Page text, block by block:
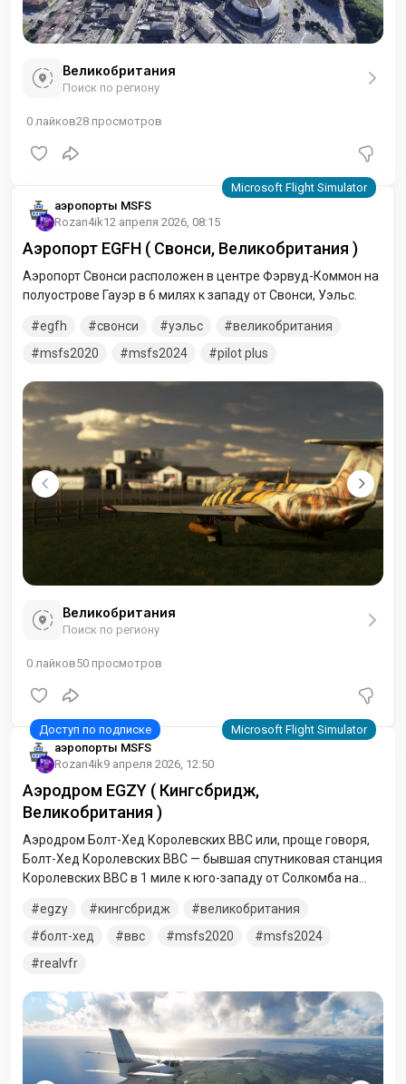
Великобритания
Поиск по региону
0 лайков28 просмотров
аэропорты MSFS
Rozan4ik12 апреля 2026, 08:15
Аэропорт EGFH ( Свонси, Великобритания )
Аэропорт Свонси расположен в центре Фэрвуд-Коммон на
полуострове Гауэр в 6 милях к западу от Свонси, Уэльс.
egfh свонси уэльс
великобритания
msfs2020
msfs2024 pilot plus
Великобритания
Поиск по региону
0 лайков50 просмотров
аэропорты MSFS
Rozan4ik9 апреля 2026, 12:50
Аэродром EGZY ( Кингсбридж,
Великобритания )
Аэродром Болт-Хед Королевских ВВС или, проще говоря,
Болт-Хед Королевских ВВС — бывшая спутниковая станция
Королевских ВВС в 1 миле к юго-западу от Солкомба на
время Второй мировой войны она использовалась в
качестве спутника для Королевских ВВС. Эксетер.
egzy кингсбридж
великобритания
болт-хед
ввс msfs2020
msfs2024
realvfr